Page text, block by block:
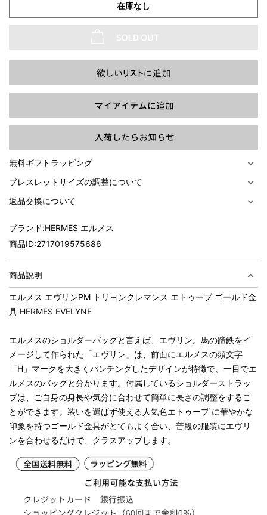
過去の特集をすべて見る>>
在庫なし
無料ギフトラッピング
ブレスレットサイズの調整について
返品交換について
ブランド:HERMES エルメス
商品ID:2717019575686
商品説明
エルメス エヴリンPM トリヨンクレマンス エトゥープ ゴールド金
具 HERMES EVELYNE
エルメスのショルダーバッグと言えば、エヴリン。馬の蹄鉄をイ
メージして作られた「エヴリン」は、前面にエルメスの頭文字
「H」マークを大きくパンチングしたデザインが特徴で、一目でエ
ルメスのバッグと分かります。付属しているショルダーストラッ
プは、ご自身の身長や気分に合わせて簡単に長さの調整をするこ
とができます。装いを選ばず使える人気色エトゥープ に華やかな
印象を持つゴールド金具がとてもよく合い、普段の服装にエヴリ
ンを合わせるだけで、クラスアップします。